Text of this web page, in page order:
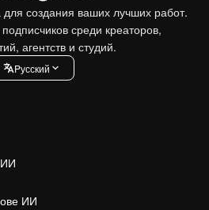
создания ваших лучших работ.
среди креаторов,
агентств и студий.
Pусский
ИИ